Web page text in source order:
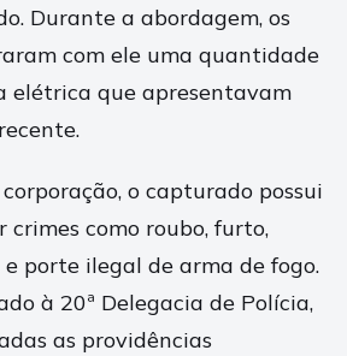
Durante a abordagem, os
com ele uma quantidade
elétrica que apresentavam
o capturado possui
crimes como roubo, furto,
porte ilegal de arma de fogo.
à 20ª Delegacia de Polícia,
as providências